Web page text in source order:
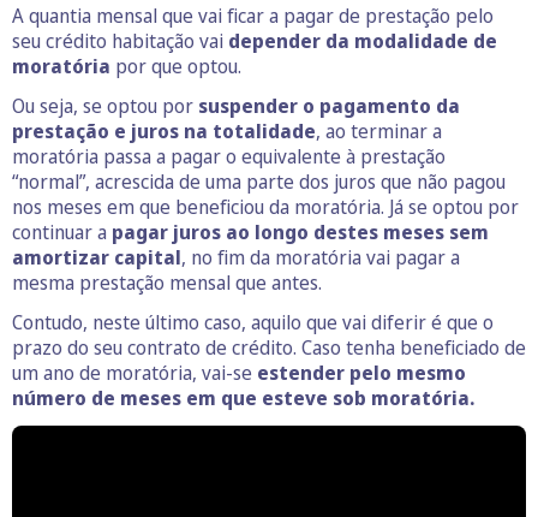
A quantia mensal que vai ficar a pagar de prestação pelo
seu crédito habitação vai depender da modalidade de
moratória por que optou.
Ou seja, se optou por suspender o pagamento da
prestação e juros na totalidade, ao terminar a
moratória passa a pagar o equivalente à prestação
“normal”, acrescida de uma parte dos juros que não pagou
nos meses em que beneficiou da moratória. Já se optou por
continuar a pagar juros ao longo destes meses sem
amortizar capital, no fim da moratória vai pagar a
mesma prestação mensal que antes.
Contudo, neste último caso, aquilo que vai diferir é que o
prazo do seu contrato de crédito. Caso tenha beneficiado de
um ano de moratória, vai-se estender pelo mesmo
número de meses em que esteve sob moratória.